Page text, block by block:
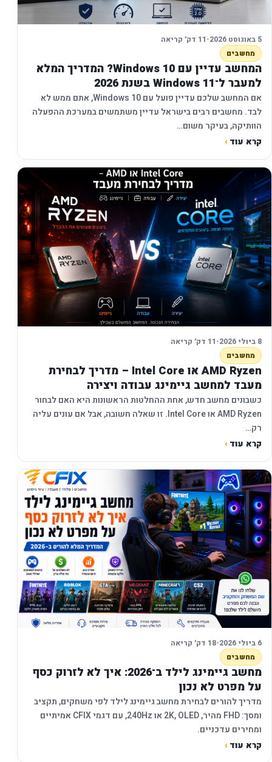
5 באוגוסט 2026 •11 דק׳ קריאה
מחשבים
המחשב עדיין עם Windows 10? המדריך המלא
למעבר ל־Windows 11 בשנת 2026
אם המחשב שלכם עדיין פועל עם Windows 10, אתם ממש לא
לבד. מחשבים רבים בישראל עדיין משתמשים במערכת ההפעלה
הוותיקה, בעיקר משום…
קרא עוד ›
8 ביולי 2026 •11 דק׳ קריאה
מחשבים
AMD Ryzen או Intel Core – מדריך לבחירת
מעבד למחשב גיימינג עבודה ויצירה
כשבונים מחשב חדש, אחת ההחלטות הראשונות היא האם לבחור
AMD Ryzen או Intel Core. זו שאלה חשובה, אבל אם עונים עליה
רק…
קרא עוד ›
6 ביולי 2026 •18 דק׳ קריאה
מחשבים
מחשב גיימינג לילד ב־2026: איך לא לזרוק כסף
על מפרט לא נכון
מדריך להורים לבחירת מחשב גיימינג לילד לפי משחקים, תקציב
ומסך: FHD מהיר, 2K, OLED או 240Hz, עם דגמי CFIX אמיתיים
ומחירים עדכניים.
קרא עוד ›